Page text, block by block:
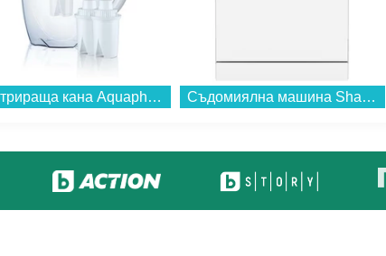
Филтрираща кана Aquaphor ИДЕАЛ БЯЛА + 3БР ФИЛТЪР В15 (172031) , 2,8 L... Съдомиялна машина Sharp QW–NA1BF47EW , 13 комплекта, 600 Ш, мм, E...